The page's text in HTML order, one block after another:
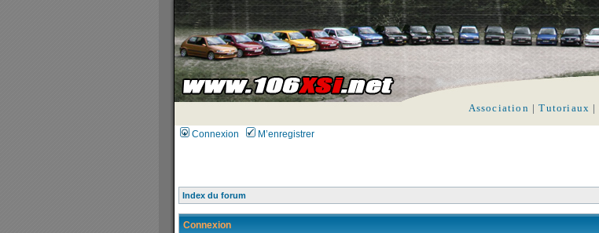
Association |Tutoriaux |
Connexion M’enregistrer
Index du forum
Connexion